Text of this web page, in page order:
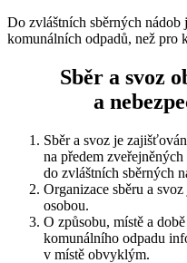
Do zvláštních sběrných nádob
komunálních odpadů, než pro
Sběr a svoz
a
Sběr a svoz je
na předem
do zvláštních sběrných
Organizace sběru a
osobou.
O způsobu, místě a
komunálního odpadu
v místě obvyklým.